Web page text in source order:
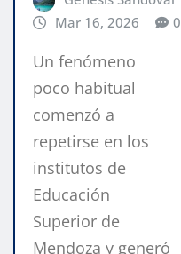
Mar 16, 2026
0
Un fenómeno
poco habitual
comenzó a
repetirse en los
institutos de
Educación
Superior de
Mendoza y generó